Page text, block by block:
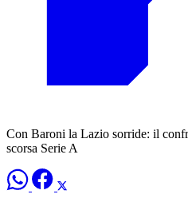
Con Baroni la Lazio sorride: il
scorsa Serie A